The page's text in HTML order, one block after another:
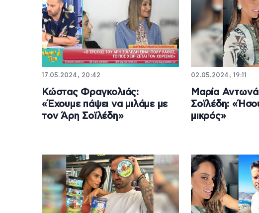
17.05.2024, 20:42
Κώστας Φραγκολιάς:
«Έχουμε πάψει να μιλάμε με
τον Άρη Σοϊλέδη»
02.05.2024, 19:11
Μαρία
Σοϊλέδη:
μικρός»